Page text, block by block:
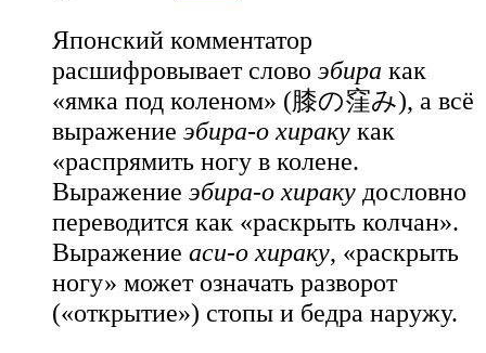
Японский комментатор
расшифровывает слово эбира как
«ямка под коленом» (膝の窪み), а всё
выражение эбира-о хираку как
«распрямить ногу в колене.
Выражение эбира-о хираку дословно
переводится как «раскрыть колчан».
Выражение аси-о хираку, «раскрыть
ногу» может означать разворот
(«открытие») стопы и бедра наружу.